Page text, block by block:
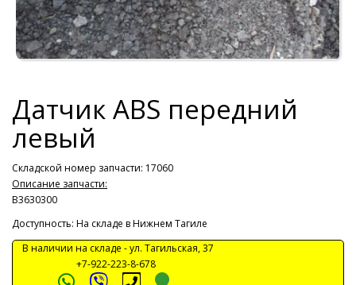
Датчик ABS передний
левый
Складской номер запчасти: 17060
Описание запчасти:
B3630300
Доступность: На складе в Нижнем Тагиле
В наличии на складе -ул. Тагильская, 37
+7-922-223-8-678